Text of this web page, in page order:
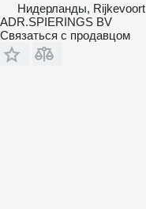
Нидерланды, Rijkevoort
ADR.SPIERINGS BV
Связаться с продавцом